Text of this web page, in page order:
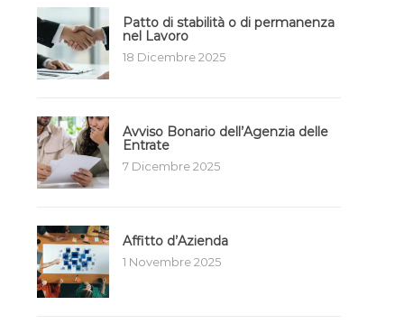
Patto di stabilità o di permanenza
nel Lavoro
18 Dicembre 2025
Avviso Bonario dell’Agenzia delle
Entrate
7 Dicembre 2025
Affitto d’Azienda
1 Novembre 2025